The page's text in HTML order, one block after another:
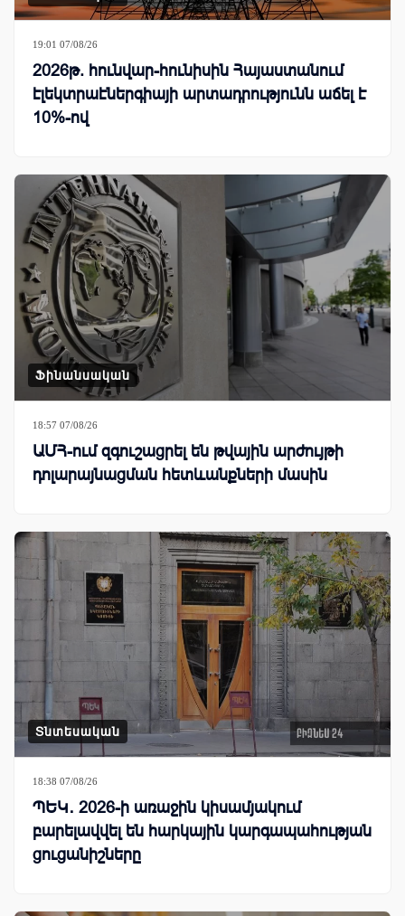
19:01 07/08/26
2026թ. հունվար-հունիսին Հայաստանում
էլեկտրաէներգիայի արտադրությունն աճել է
10%-ով
Ֆինանսական
18:57 07/08/26
ԱՄՀ-ում զգուշացրել են թվային արժույթի
դոլարայնացման հետևանքների մասին
Տնտեսական
18:38 07/08/26
ՊԵԿ․ 2026-ի առաջին կիսամյակում
բարելավվել են հարկային կարգապահության
ցուցանիշները